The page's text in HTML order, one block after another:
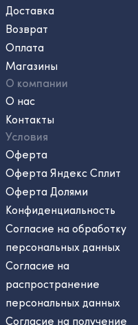
Доставка
Возврат
Оплата
Магазины
О компании
О нас
Контакты
Условия
Оферта
Оферта Яндекс Сплит
Оферта Долями
Конфиденциальность
Согласие на обработку
персональных данных
Согласие на
распространение
персональных данных
Согласие на получение